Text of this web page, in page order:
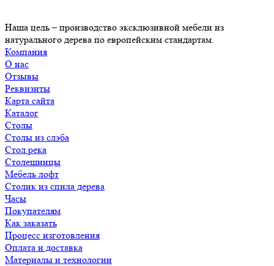
Наша цель – производство эксклюзивной мебели из
натурального дерева по европейским стандартам.
Компания
О нас
Отзывы
Реквизиты
Карта сайта
Каталог
Столы
Столы из слэба
Стол река
Столешницы
Мебель лофт
Столик из спила дерева
Часы
Покупателям
Как заказать
Процесс изготовления
Оплата и доставка
Материалы и технологии